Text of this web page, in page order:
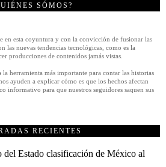
SÓMOS?
en esta coyuntura y con la convicción de fusionar las
las nuevas tendencias tecnológicas, como es la
producciones de contenidos jamás vistas.
la herramienta más importante para contar las historias
ayuden a explicar cómo es que los hechos afectan
informativo para que nuestros seguidores saquen sus
RECIENTES
del Estado clasificación de México al